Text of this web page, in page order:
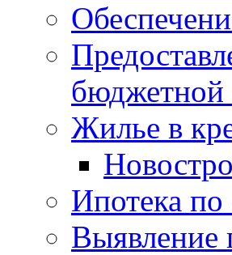
Жилье в
Ипотека
Выявление